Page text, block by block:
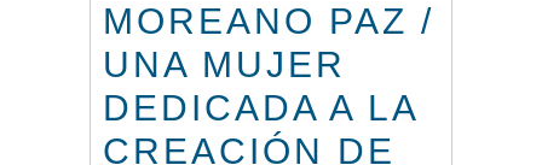
MOREANO PAZ /
UNA MUJER
DEDICADA A LA
CREACIÓN DE